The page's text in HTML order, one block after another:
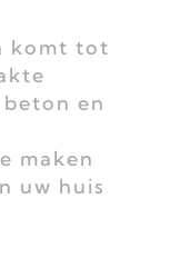
komt tot
en
maken
uw huis